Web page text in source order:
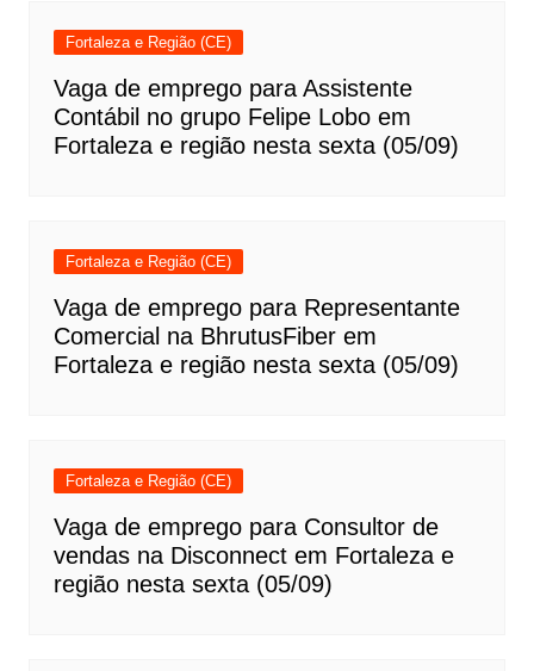
Fortaleza e Região (CE)
Vaga de emprego para Assistente
Contábil no grupo Felipe Lobo em
Fortaleza e região nesta sexta (05/09)
Fortaleza e Região (CE)
Vaga de emprego para Representante
Comercial na BhrutusFiber em
Fortaleza e região nesta sexta (05/09)
Fortaleza e Região (CE)
Vaga de emprego para Consultor de
vendas na Disconnect em Fortaleza e
região nesta sexta (05/09)